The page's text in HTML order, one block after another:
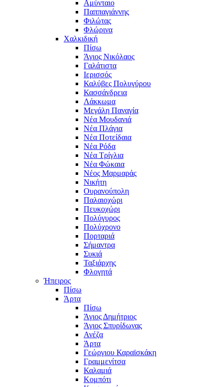
Αμύνταιο
Παππαγιάννης
Φιλώτας
Φλώρινα
Χαλκιδική
Πίσω
Άγιος Νικόλαος
Γαλάτιστα
Ιερισσός
Καλύβες Πολυγύρου
Κασσάνδρεια
Λάκκωμα
Μεγάλη Παναγία
Νέα Μουδανιά
Νέα Πλάγια
Νέα Ποτείδαια
Νέα Ρόδα
Νέα Τρίγλια
Νέα Φώκαια
Νέος Μαρμαράς
Νικήτη
Ουρανούπολη
Παλαιοχώρι
Πευκοχώρι
Πολύγυρος
Πολύχρονο
Πορταριά
Σήμαντρα
Συκιά
Ταξιάρχης
Φλογητά
Ήπειρος
Πίσω
Άρτα
Πίσω
Άγιος Δημήτριος
Άγιος Σπυρίδωνας
Ανέζα
Άρτα
Γεώργιου Καραϊσκάκη
Γραμμενίτσα
Καλαμιά
Κομπότι